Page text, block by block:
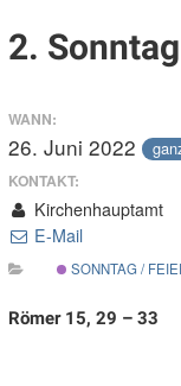
2.
WANN:
26. Juni 2022
KONTAKT:
Kirchenhauptamt
E-Mail
SONNTAG /
Römer 15, 29 – 33